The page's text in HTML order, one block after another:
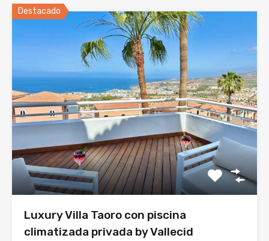
Destacado
Luxury Villa Taoro con piscina
climatizada privada by Vallecid